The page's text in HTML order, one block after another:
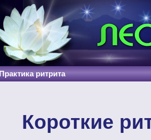
Практика ритрита
Короткие